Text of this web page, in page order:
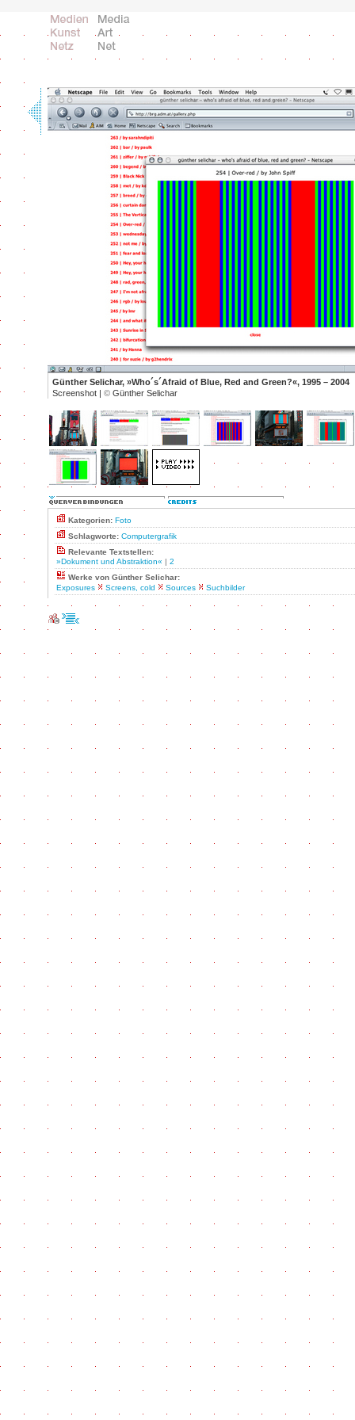
Günther Selichar, »Who´s´Afraid of Blue, Red and Green?«, 1995 – 2004
Screenshot | © Günther Selichar
Kategorien: Foto
Schlagworte: Computergrafik
Relevante Textstellen:
»Dokument und Abstraktion« | 2
Werke von Günther Selichar:
Exposures
Screens, cold Sources Suchbilder